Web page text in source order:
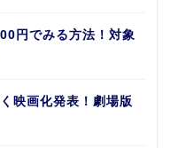
円でみる方法！対象
映画化発表！劇場版